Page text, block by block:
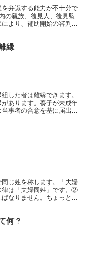
弁識する能力が不十分で
の親族、後見人、後見監
より、補助開始の審判を
縁
した者は離縁できます。
あります。養子が未成年
事者の合意を基に届出に
じ姓を称します。「夫婦
律は「夫婦同姓」です。②
なりません。ちょっと抽
何？